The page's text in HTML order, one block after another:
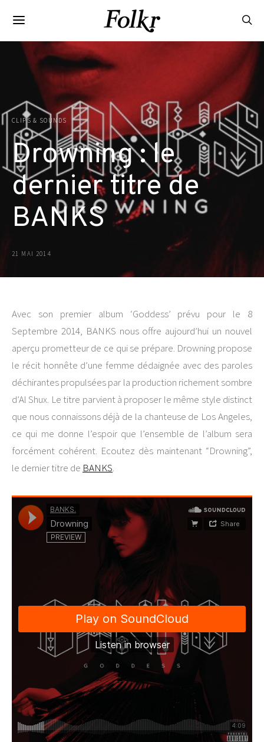
CLIPS & SOUNDS
Drowning : le
dernier titre de
BANKS
21 MAI 2014
Avec son premier album ‘Goddess’ prévu pour le 8
Septembre 2014, BANKS nous offre aujourd’hui un nouvel
aperçu prometteur de ce qui se prépare. Drowning propose
le récit honnête d’une femme dédaignée avec des paroles
déchirantes propulsées par la production richement sombre
d’Al Shux. Le titre parvient à proposer le même style distinct
que nous connaissons déjà de la chanteuse de Los Angeles,
ce qui me donne l’espoir que l’ensemble de l’album sera
forcément cohérent. Ecoutez dès maintenant “Drowning”,
le dernier titre de BANKS.